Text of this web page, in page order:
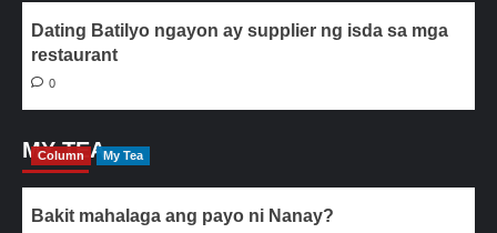
Dating Batilyo ngayon ay supplier ng isda sa mga
restaurant
0
MY TEA
Column My Tea
Bakit mahalaga ang payo ni Nanay?